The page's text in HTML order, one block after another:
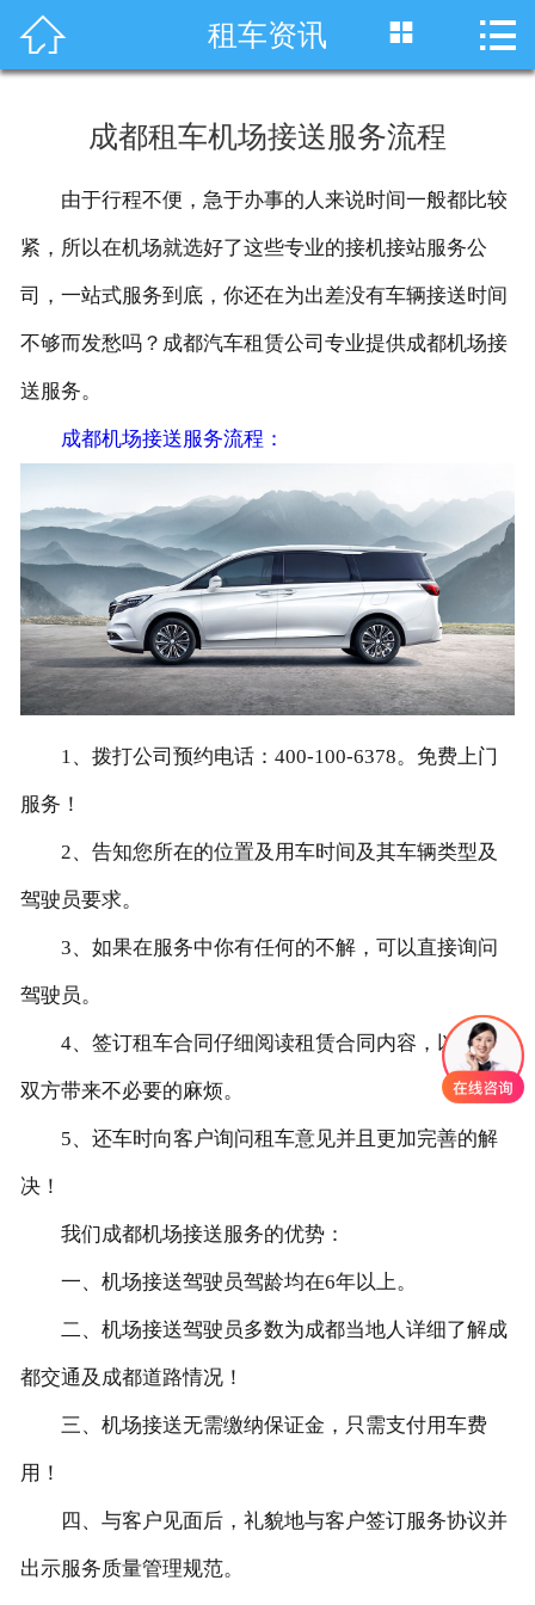
 首页
川藏线租车
服务项目
租车资讯
关于我们
联系我们
 租车资讯  
成都租车机场接送服务流程
由于行程不便，急于办事的人来说时间一般都比较
紧，所以在机场就选好了这些专业的接机接站服务公
司，一站式服务到底，你还在为出差没有车辆接送时间
不够而发愁吗？成都汽车租赁公司专业提供成都机场接
送服务。
成都机场接送服务流程：
1、拨打公司预约电话：400-100-6378。免费上门
服务！
2、告知您所在的位置及用车时间及其车辆类型及
驾驶员要求。
3、如果在服务中你有任何的不解，可以直接询问
驾驶员。
4、签订租车合同仔细阅读租赁合同内容，以免给
双方带来不必要的麻烦。
5、还车时向客户询问租车意见并且更加完善的解
决！
我们成都机场接送服务的优势：
一、机场接送驾驶员驾龄均在6年以上。
二、机场接送驾驶员多数为成都当地人详细了解成
都交通及成都道路情况！
三、机场接送无需缴纳保证金，只需支付用车费
用！
四、与客户见面后，礼貌地与客户签订服务协议并
出示服务质量管理规范。